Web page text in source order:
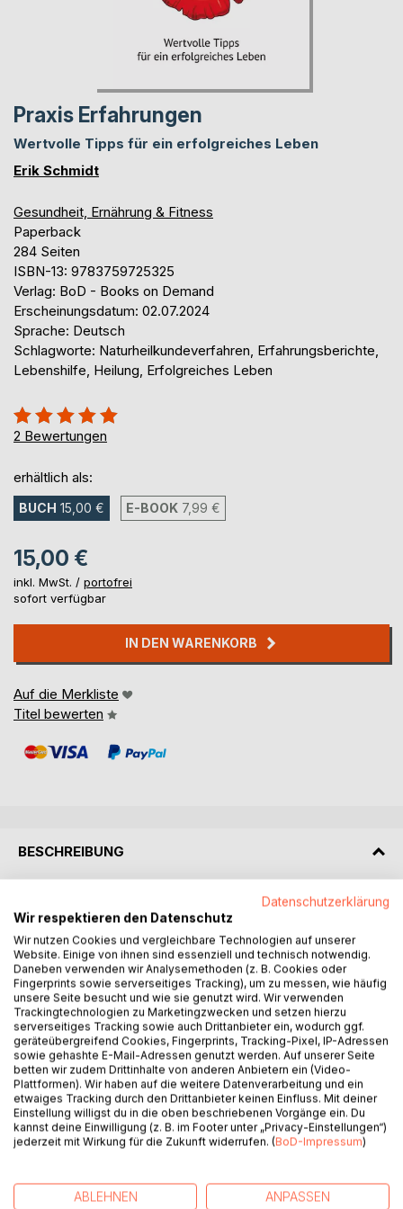
Praxis Erfahrungen
Wertvolle Tipps für ein erfolgreiches Leben
Erik Schmidt
Gesundheit, Ernährung & Fitness
Paperback
284 Seiten
ISBN-13: 9783759725325
Verlag: BoD - Books on Demand
Erscheinungsdatum: 02.07.2024
Sprache: Deutsch
Schlagworte: Naturheilkundeverfahren, Erfahrungsberichte,
Lebenshilfe, Heilung, Erfolgreiches Leben
Bewertung::
100%
2 Bewertungen
erhältlich als:
BUCH 15,00 € E-BOOK 7,99 €
15,00 €
inkl. MwSt. / portofrei
sofort verfügbar
IN DEN WARENKORB
Auf die Merkliste
Titel bewerten
BESCHREIBUNG
Jeder Tag in der Praxis bringt neue Geschichten, jede
Patientenbegegnung ist eine Lektion in Menschlichkeit und
Heilkunst. In diesem Buch öffnet ein langjähriger
Heilpraktiker, Physio- und Hypnotherapeut seine
Praxistüren und lädt Sie ein, an seinen Erfahrungen
teilzuhaben.
Es sind die kleinen Momente, die oft die größten
Erkenntnisse bringen. Geschichten über Liebe, Schmerz,
Freude und die Suche nach Wohlbefinden weben sich
durch die Seiten dieses Buches. Der Autor teilt mit Ihnen,
was er auf seinem Weg gelernt hat – nicht als allwissender
Experte, sondern als stetig Lernender auf dem Pfad des
Lebens.
Hier finden Sie keine fertigen Antworten, sondern ehrliche
eigene Wege zu Gesundheit und Glück zu erkunden.
Datenschutzerklärung
Wir respektieren den Datenschutz
Wir nutzen Cookies und vergleichbare Technologien auf unserer
Website. Einige von ihnen sind essenziell und technisch notwendig.
Daneben verwenden wir Analysemethoden (z. B. Cookies oder
Fingerprints sowie serverseitiges Tracking), um zu messen, wie häufig
unsere Seite besucht und wie sie genutzt wird. Wir verwenden
Trackingtechnologien zu Marketingzwecken und setzen hierzu
serverseitiges Tracking sowie auch Drittanbieter ein, wodurch ggf.
geräteübergreifend Cookies, Fingerprints, Tracking-Pixel, IP-Adressen
sowie gehashte E-Mail-Adressen genutzt werden. Auf unserer Seite
betten wir zudem Drittinhalte von anderen Anbietern ein (Video-
Plattformen). Wir haben auf die weitere Datenverarbeitung und ein
etwaiges Tracking durch den Drittanbieter keinen Einfluss. Mit deiner
Einstellung willigst du in die oben beschriebenen Vorgänge ein. Du
kannst deine Einwilligung (z. B. im Footer unter „Privacy-Einstellungen“)
jederzeit mit Wirkung für die Zukunft widerrufen. (BoD-Impressum)
ABLEHNEN ANPASSEN